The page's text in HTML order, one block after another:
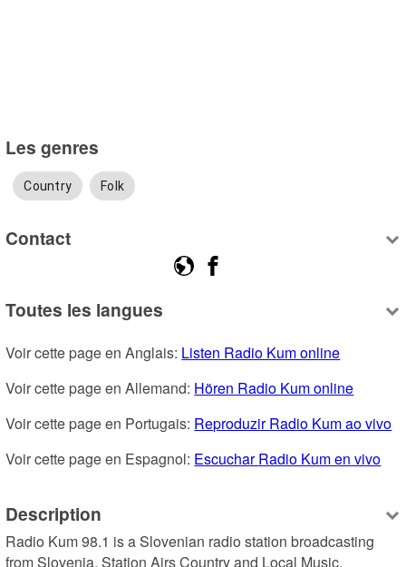
Les genres
Country Folk
Contact
Toutes les langues
Voir cette page en Anglais: Listen Radio Kum online
Voir cette page en Allemand: Hören Radio Kum online
Voir cette page en Portugais: Reproduzir Radio Kum ao vivo
Voir cette page en Espagnol: Escuchar Radio Kum en vivo
Description
Radio Kum 98.1 is a Slovenian radio station broadcasting
from Slovenia, Station Airs Country and Local Music.